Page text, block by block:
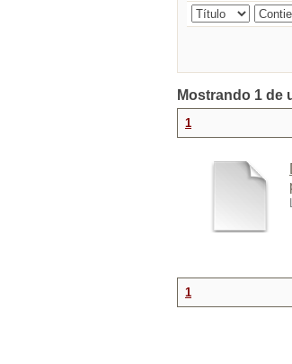
Mostrando 1 de
1
1